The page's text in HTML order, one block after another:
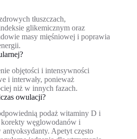
tłuszczach,
glikemicznym oraz
masy mięśniowej i poprawia
objętości i intensywności
i interwały, ponieważ
niż w innych fazach.
owulacji?
podaż witaminy D i
węglowodanów i
Apetyt często